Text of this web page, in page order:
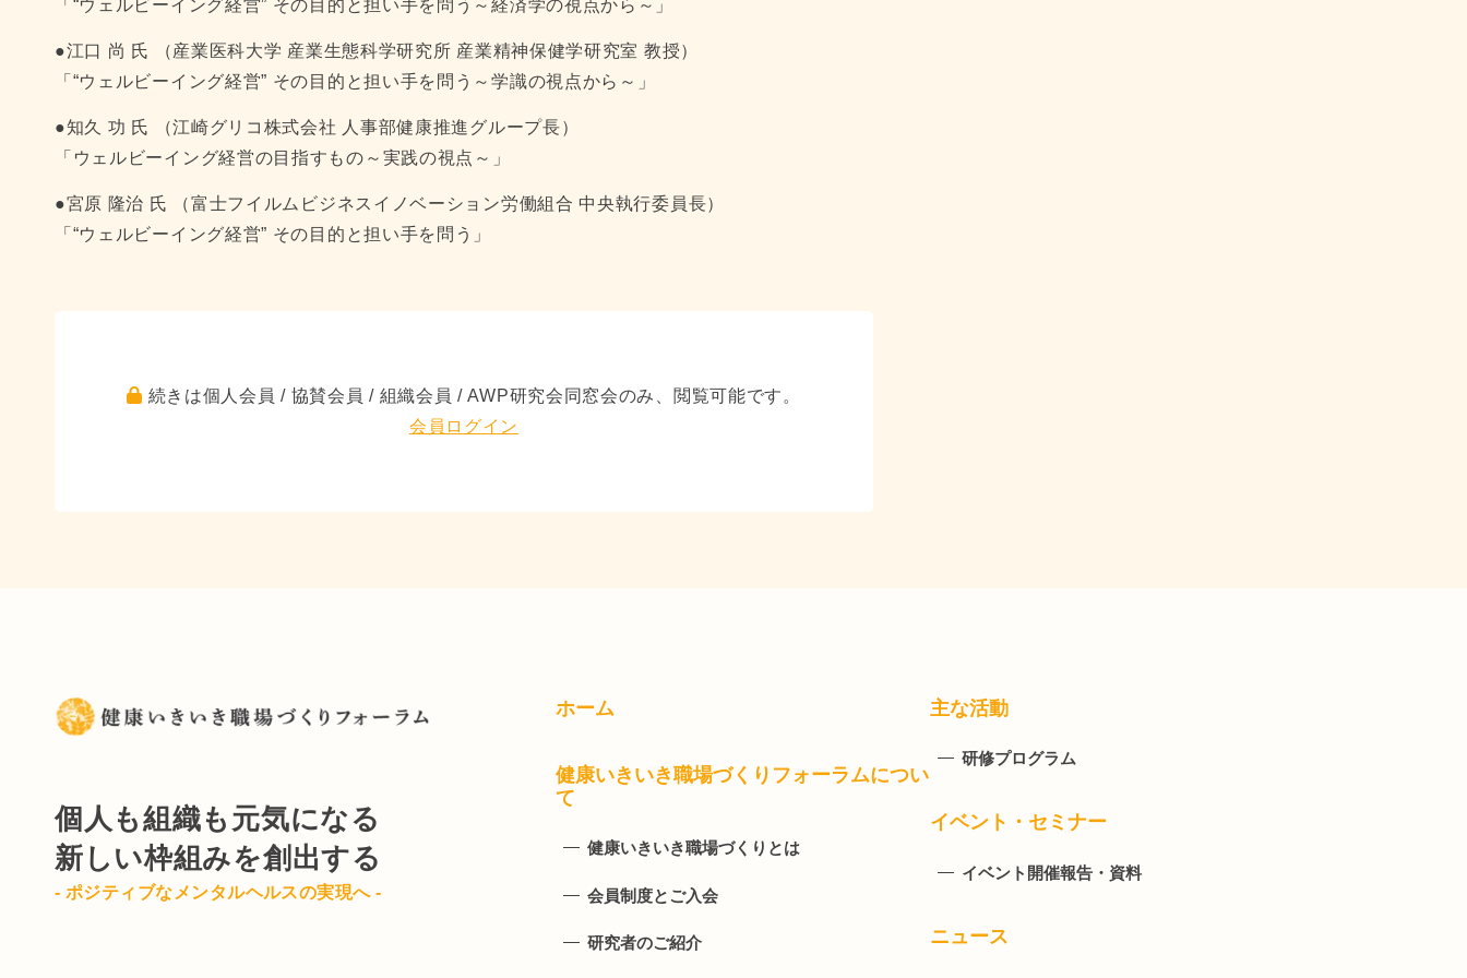
「“ウェルビーイング経営” その目的と担い手を問う～経済学の視点から～」
●江口 尚 氏 （産業医科大学 産業生態科学研究所 産業精神保健学研究室 教授）
「“ウェルビーイング経営” その目的と担い手を問う～学識の視点から～」
●知久 功 氏 （江崎グリコ株式会社 人事部健康推進グループ長）
「ウェルビーイング経営の目指すもの～実践の視点～」
●宮原 隆治 氏 （富士フイルムビジネスイノベーション労働組合 中央執行委員長）
「“ウェルビーイング経営” その目的と担い手を問う」
続きは個人会員 / 協賛会員 / 組織会員 / AWP研究会同窓会のみ、閲覧可能です。
会員ログイン
個人も組織も元気になる
新しい枠組みを創出する
- ポジティブなメンタルヘルスの実現へ -
ホーム
健康いきいき職場づくりフォーラムについ
て
健康いきいき職場づくりとは
会員制度とご入会
研究者のご紹介
主な活動
研修プログラム
イベント・セミナー
イベント開催報告・資料
ニュース